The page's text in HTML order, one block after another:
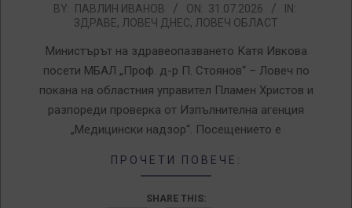
2026-
31
BY: ПАВЛИН ИВАНОВ ON: 31.07.2026
IN:
ЗДРАВЕ, ЛОВЕЧ ДНЕС, ЛОВЕЧ ОБЛАСТ
Министърът на здравеопазването Катя Ивкова
посети МБАЛ „Проф. д-р П. Стоянов“ – Ловеч по
покана на областния управител Пламен Христов и
разпореди проверка от Изпълнителна агенция
„Медицински надзор“. Посещението е
ПРОЧЕТИ ПОВЕЧЕ:
SHARE THIS: